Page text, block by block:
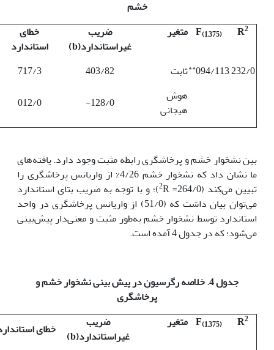
خشم
R2
F(1,375) متغیر
ضریب
غیراستاندارد(
b
)
خطای
استاندارد
232/0
094/113
**ثابت 403/82
717/3
هوش
هیجانی
128/0-
012/0
بین نشخوار خشم و پرخاشگری رابطه مثبت وجود دارد. یافته‌های
ما نشان داد که نشخوار خشم 4/26% از واریانس پرخاشگری را
تبیین می‌کند (264/0=
2R)؛ و با توجه به ضریب بتای استاندارد
می‌توان بیان داشت که (51/0) از واریانس پرخاشگری در واحد
استاندارد توسط نشخوار خشم به‌طور مثبت و معنی‌دار پیش‌بینی
می‌شود؛ که در جدول 4 آمده است.
جدول 4. خلاصه رگرسیون
در پیش بینی نشخوار خشم و
پرخاشگری
R2
F(1,375) متغیر
ضریب
غیراستاندارد(
b
)
خطای